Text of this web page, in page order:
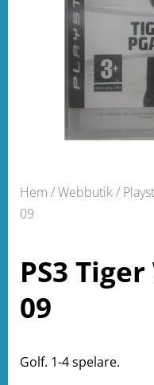
Hem /Webbutik/
09
PS3
09
Golf. 1-4 spelare.